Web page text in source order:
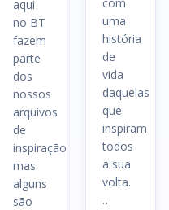
aqui
no BT
fazem
parte
dos
nossos
arquivos
de
inspiração,
mas
alguns
são
uma
história
de
vida
daquelas
que
inspiram
todos
a sua
volta.
…